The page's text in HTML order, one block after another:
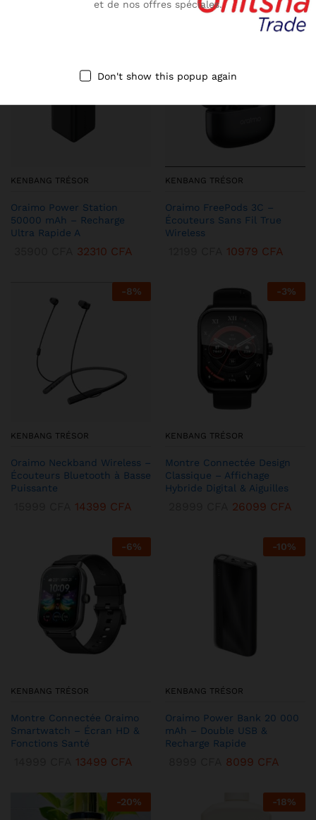
KENBANG TRÉSOR
Oraimo Power Station
50000 mAh – Recharge
Ultra Rapide A
32310 CFA
- %
KENBANG TRÉSOR
Oraimo FreePods 3C –
Écouteurs Sans Fil True
Wireless
10979 CFA
-8%
KENBANG TRÉSOR
Oraimo Neckband Wireless –
Écouteurs Bluetooth à Basse
Puissante
14399 CFA
-3%
KENBANG TRÉSOR
Montre Connectée Design
Classique – Affichage
Hybride Digital & Aiguilles
26099 CFA
-6%
KENBANG TRÉSOR
Montre Connectée Oraimo
Smartwatch – Écran HD &
Fonctions Santé
13499 CFA
-10%
KENBANG TRÉSOR
Oraimo Power Bank 20 000
mAh – Double USB &
Recharge Rapide
8099 CFA
-20% -18%
et de nos offres spéciales.
Don't show this popup again